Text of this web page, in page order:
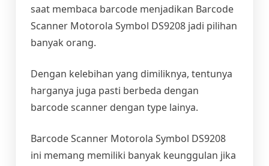
saat membaca barcode menjadikan Barcode
Scanner Motorola Symbol DS9208 jadi pilihan
banyak orang.
Dengan kelebihan yang dimiliknya, tentunya
harganya juga pasti berbeda dengan
barcode scanner dengan type lainya.
Barcode Scanner Motorola Symbol DS9208
ini memang memiliki banyak keunggulan jika